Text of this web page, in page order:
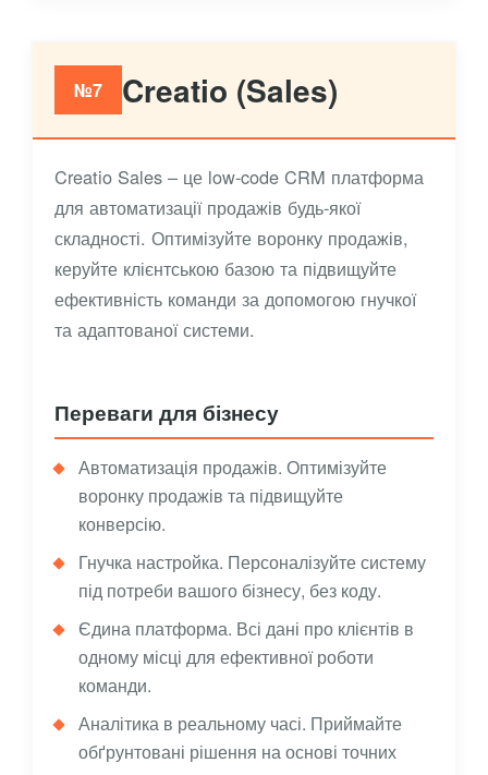
№7 Creatio (Sales)
Creatio Sales – це low-code CRM платформа
для автоматизації продажів будь-якої
складності. Оптимізуйте воронку продажів,
керуйте клієнтською базою та підвищуйте
ефективність команди за допомогою гнучкої
та адаптованої системи.
Переваги для бізнесу
Автоматизація продажів. Оптимізуйте
воронку продажів та підвищуйте
конверсію.
Гнучка настройка. Персоналізуйте систему
під потреби вашого бізнесу, без коду.
Єдина платформа. Всі дані про клієнтів в
одному місці для ефективної роботи
команди.
Аналітика в реальному часі. Приймайте
обґрунтовані рішення на основі точних